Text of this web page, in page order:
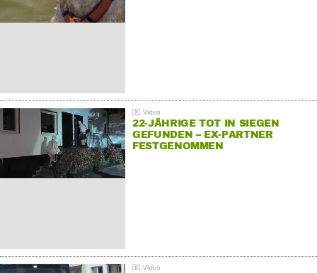
22-JÄHRIGE TOT IN SIEGEN
GEFUNDEN – EX-PARTNER
FESTGENOMMEN